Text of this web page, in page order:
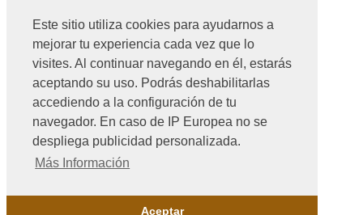
Este sitio utiliza cookies para ayudarnos a
mejorar tu experiencia cada vez que lo
visites. Al continuar navegando en él, estarás
aceptando su uso. Podrás deshabilitarlas
accediendo a la configuración de tu
navegador. En caso de IP Europea no se
despliega publicidad personalizada.
Más Información
Aceptar